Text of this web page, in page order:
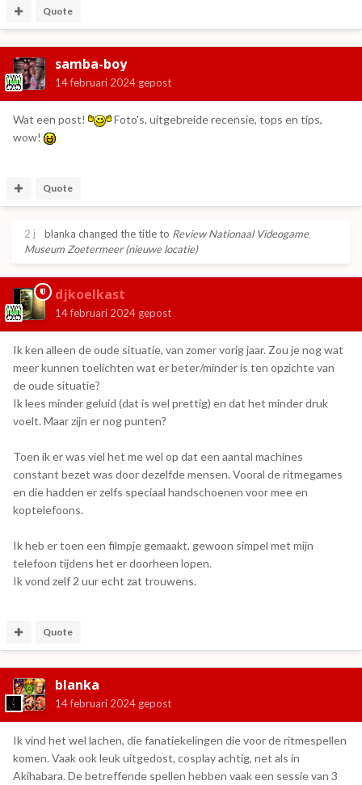
Quote
samba-boy
14 februari 2024 gepost
Wat een post!
Foto's, uitgebreide recensie, tops en tips,
wow!
Quote
2 j blanka changed the title to Review Nationaal Videogame
Museum Zoetermeer (nieuwe locatie)
djkoelkast
14 februari 2024 gepost
Ik ken alleen de oude situatie, van zomer vorig jaar. Zou je nog wat
meer kunnen toelichten wat er beter/minder is ten opzichte van
de oude situatie?
Ik lees minder geluid (dat is wel prettig) en dat het minder druk
voelt. Maar zijn er nog punten?
Toen ik er was viel het me wel op dat een aantal machines
constant bezet was door dezelfde mensen. Vooral de ritmegames
en die hadden er zelfs speciaal handschoenen voor mee en
koptelefoons.
Ik heb er toen een filmpje gemaakt, gewoon simpel met mijn
telefoon tijdens het er doorheen lopen.
Ik vond zelf 2 uur echt zat trouwens.
Quote
blanka
14 februari 2024 gepost
Ik vind het wel lachen, die fanatiekelingen die voor de ritmespellen
komen. Vaak ook leuk uitgedost, cosplay achtig, net als in
Akihabara. De betreffende spellen hebben vaak een sessie van 3